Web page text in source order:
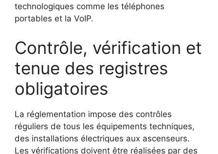
technologiques comme les téléphones
portables et la VoIP.
Contrôle, vérification et
tenue des registres
obligatoires
La réglementation impose des contrôles
réguliers de tous les équipements techniques,
des installations électriques aux ascenseurs.
Les vérifications doivent être réalisées par des